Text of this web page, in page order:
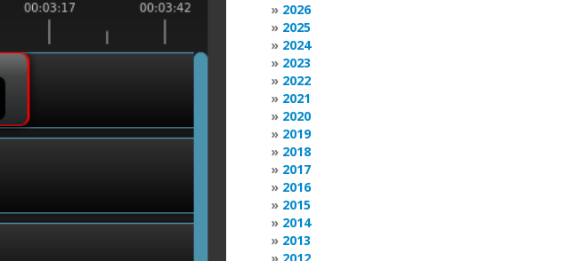
2026
2025
2024
2023
2022
2021
2020
2019
2018
2017
2016
2015
2014
2013